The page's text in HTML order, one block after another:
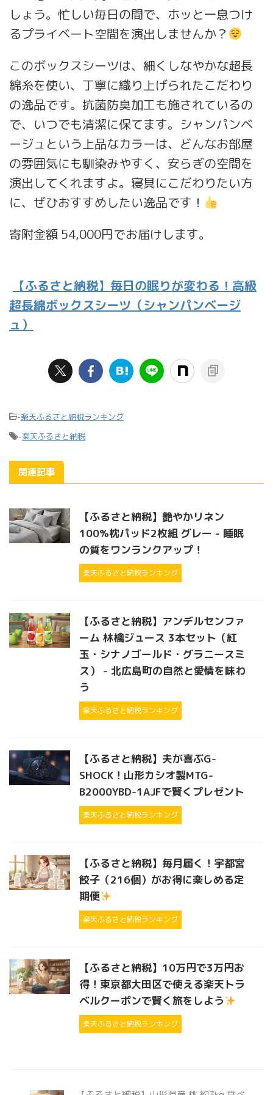
しょう。忙しい毎日の間で、ホッと一息つけ
るプライベート空間を演出しませんか？
このボックスシーツは、細くしなやかな超長
綿糸を使い、丁寧に織り上げられたこだわり
の逸品です。抗菌防臭加工も施されているの
で、いつでも清潔に保てます。シャンパンベ
ージュという上品なカラーは、どんなお部屋
の雰囲気にも馴染みやすく、安らぎの空間を
演出してくれますよ。寝具にこだわりたい方
に、ぜひおすすめしたい逸品です！
寄附金額 54,000円でお届けします。
【ふるさと納税】毎日の眠りが変わる！高級
超長綿ボックスシーツ（シャンパンベージ
ュ）
-楽天ふるさと納税ランキング
-楽天ふるさと納税
関連記事
【ふるさと納税】艶やかリネン
100%枕パッド2枚組 グレー - 睡眠
の質をワンランクアップ！
楽天ふるさと納税ランキング
【ふるさと納税】アンデルセンファ
ーム 林檎ジュース 3本セット（紅
玉・シナノゴールド・グラニースミ
ス） - 北広島町の自然と愛情を味わ
う
楽天ふるさと納税ランキング
【ふるさと納税】夫が喜ぶG-
SHOCK！山形カシオ製MTG-
B2000YBD-1AJFで賢くプレゼント
楽天ふるさと納税ランキング
【ふるさと納税】毎月届く！宇都宮
餃子（216個）がお得に楽しめる定
期便
楽天ふるさと納税ランキング
【ふるさと納税】10万円で3万円お
得！東京都大田区で使える楽天トラ
ベルクーポンで賢く旅をしよう
楽天ふるさと納税ランキング